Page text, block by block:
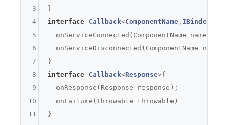
interface
Callback<ComponentName, IBinder
onServiceConnected(ComponentName
  onServiceDisconnected(ComponentName name);
interface
Callback<Response>{
  onResponse(Response response);
  onFailure(Throwable throwable)
3
4
5
6
7
8
9
10
11